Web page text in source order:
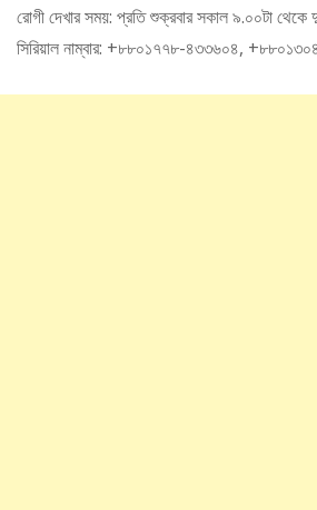
রোগী দেখার সময়: প্রতি শুক্রবার সকাল ৯.০০টা থেকে
সিরিয়াল নাম্বার: +৮৮০১৭৭৮-৪৩৩৬০৪,